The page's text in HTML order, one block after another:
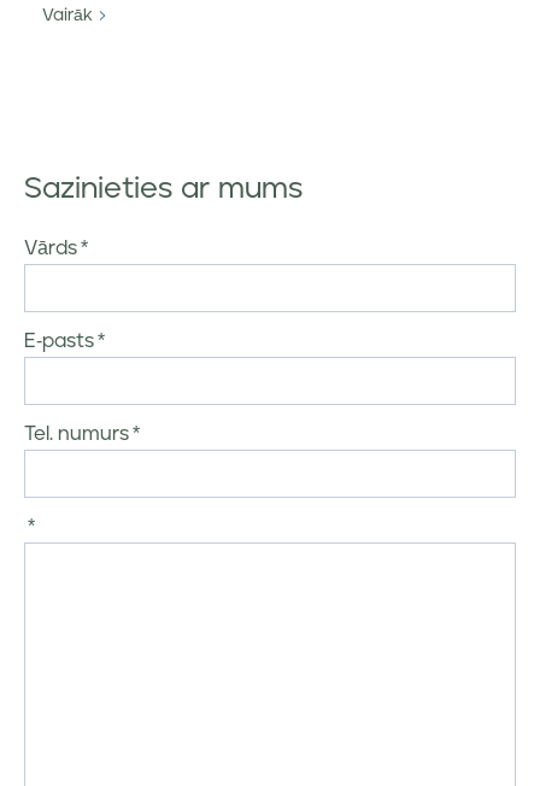
Vairāk
Sazinieties ar mums
Vārds
E-pasts
Tel. numurs